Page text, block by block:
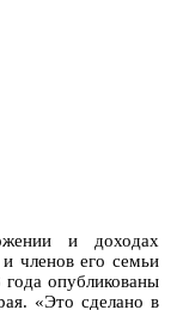
и доходах
членов его семьи
опубликованы
«Это сделано в